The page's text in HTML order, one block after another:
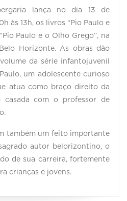
lança no dia 13 de
às 13h, os livros “Pio Paulo e
Paulo e o Olho Grego”, na
Horizonte. As obras dão
da série infantojuvenil
um adolescente curioso
atua como braço direito da
casada com o professor de
também um feito importante
autor belorizontino, o
de sua carreira, fortemente
crianças e jovens.